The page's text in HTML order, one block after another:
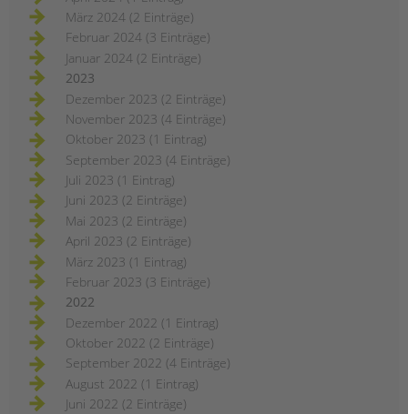
März 2024 (2 Einträge)
Februar 2024 (3 Einträge)
Januar 2024 (2 Einträge)
2023
Dezember 2023 (2 Einträge)
November 2023 (4 Einträge)
Oktober 2023 (1 Eintrag)
September 2023 (4 Einträge)
Juli 2023 (1 Eintrag)
Juni 2023 (2 Einträge)
Mai 2023 (2 Einträge)
April 2023 (2 Einträge)
März 2023 (1 Eintrag)
Februar 2023 (3 Einträge)
2022
Dezember 2022 (1 Eintrag)
Oktober 2022 (2 Einträge)
September 2022 (4 Einträge)
August 2022 (1 Eintrag)
Juni 2022 (2 Einträge)